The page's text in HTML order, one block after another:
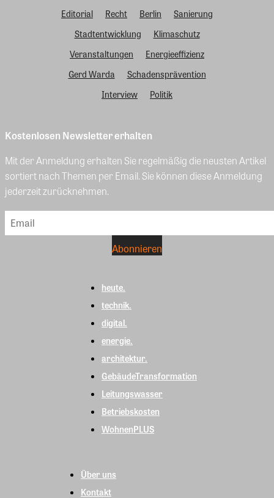
Editorial
Recht Berlin
Sanierung
Stadtentwicklung
Klimaschutz
Veranstaltungen
Energieeffizienz
Gerd Warda
Schadensprävention
Interview
Politik
Kostenlosen Newsletter erhalten
Mit der Anmeldung erhalten Sie regelmäßig die neusten Artikel
sortiert nach Themen per Email. Sie können diese Anmeldung
jederzeit zurücknehmen.
heute.
technik.
digital.
energie.
architektur.
GebäudeTransformation
Leitungswasser
Betriebskosten
WohnenPLUS
Über uns
Kontakt